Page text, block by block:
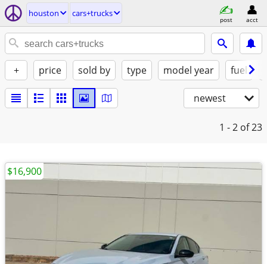
houston cars+trucks
post acct
+ price sold by type model year fuel
newest
1 - 2 of 23
$16,900